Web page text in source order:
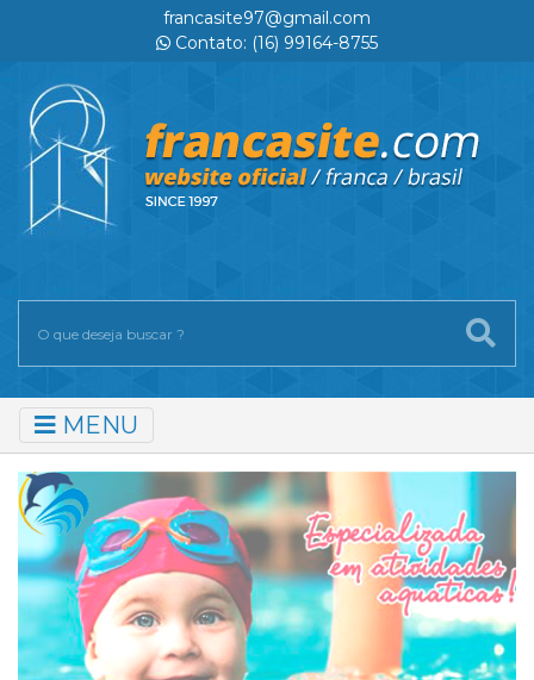
francasite97@gmail.com
Contato: (16) 99164-8755
MENU